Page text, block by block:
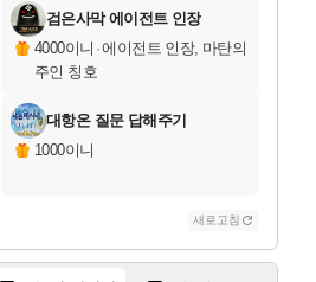
교환.
당첨되셨습니다.
당첨되셨습니다.
당첨되셨습니다.
당첨되셨습니다.
당첨되셨습니다.
당첨되셨습니다.
당첨되셨습니다.
에디션 (스팀코드)를 교환.
당첨되셨습니다.
검은사막 에이전트 인장
4000이니 ·에이전트 인장, 마탄의
주인 칭호
대항온 질문 답해주기
1000이니
새로고침